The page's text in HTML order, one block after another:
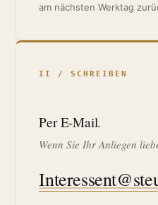
am nächsten Werktag
II / SCHREIBEN
Per E-Mail.
Wenn Sie Ihr Anliegen